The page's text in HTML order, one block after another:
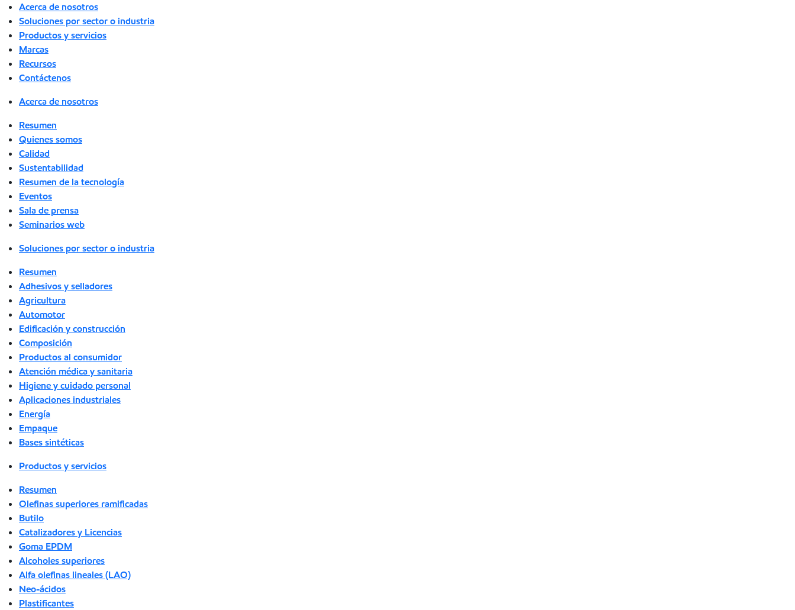
Acerca de nosotros
Soluciones por sector o industria
Productos y servicios
Marcas
Recursos
Contáctenos
Acerca de nosotros
Resumen
Quienes somos
Calidad
Sustentabilidad
Resumen de la tecnología
Eventos
Sala de prensa
Seminarios web
Soluciones por sector o industria
Resumen
Adhesivos y selladores
Agricultura
Automotor
Edificación y construcción
Composición
Productos al consumidor
Atención médica y sanitaria
Higiene y cuidado personal
Aplicaciones industriales
Energía
Empaque
Bases sintéticas
Productos y servicios
Resumen
Olefinas superiores ramificadas
Butilo
Catalizadores y Licencias
Goma EPDM
Alcoholes superiores
Alfa olefinas lineales (LAO)
Neo-ácidos
Plastificantes